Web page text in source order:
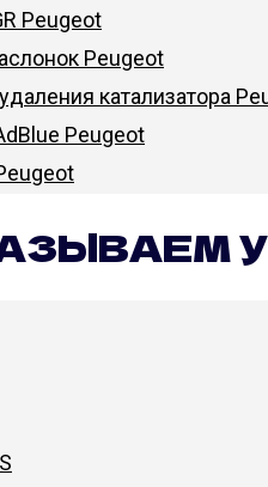
Peugeot
Peugeot
катализатора
Peugeot